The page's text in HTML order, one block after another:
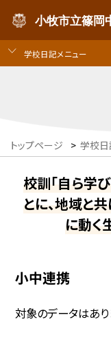
小牧市立篠岡
学校日記メニュー
トップページ > 学校
校訓「自ら学
とに、地域と
に動く
小中連携
対象のデータはあ